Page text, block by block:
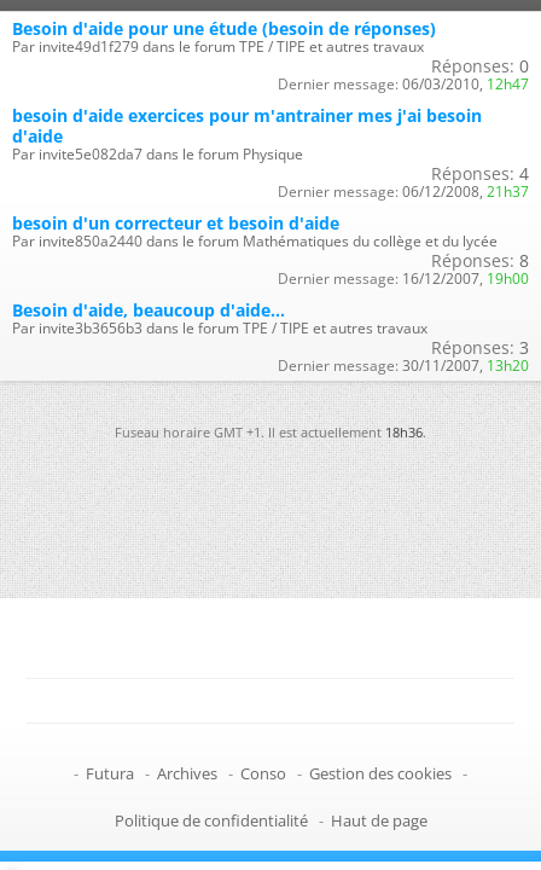
Besoin d'aide pour une étude (besoin de réponses)
Par invite49d1f279 dans le forum TPE / TIPE et autres travaux
Réponses: 0
Dernier message: 06/03/2010, 12h47
besoin d'aide exercices pour m'antrainer mes j'ai besoin
d'aide
Par invite5e082da7 dans le forum Physique
Réponses: 4
Dernier message: 06/12/2008, 21h37
besoin d'un correcteur et besoin d'aide
Par invite850a2440 dans le forum Mathématiques du collège et du lycée
Réponses: 8
Dernier message: 16/12/2007, 19h00
Besoin d'aide, beaucoup d'aide...
Par invite3b3656b3 dans le forum TPE / TIPE et autres travaux
Réponses: 3
Dernier message: 30/11/2007, 13h20
Fuseau horaire GMT +1. Il est actuellement18h36.
- Futura - Archives - Conso - Gestion des cookies -
Politique de confidentialité - Haut de page